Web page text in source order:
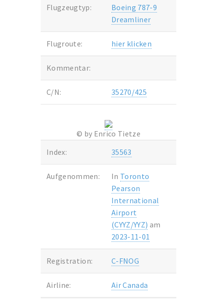
Flugzeugtyp:
Boeing 787-9
Dreamliner
Flugroute: hier klicken
Kommentar:
C/N: 35270/425
© by Enrico Tietze
Index:
35563
Aufgenommen: In Toronto
Pearson
International
Airport
(CYYZ/YYZ) am
2023-11-01
Registration: C-FNOG
Airline: Air Canada